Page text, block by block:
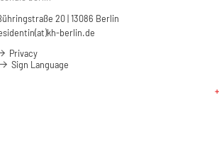
20 | 13086 Berlin
berlin.de
Privacy
Sign Language